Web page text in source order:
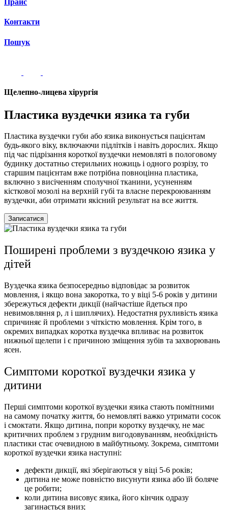
Прайс
Контакти
Пошук
Щелепно-лицева хірургія
Пластика вуздечки язика та губи
Пластика вуздечки губи або язика виконується пацієнтам
будь-якого віку, включаючи підлітків і навіть дорослих. Якщо
під час підрізання короткої вуздечки немовляті в пологовому
будинку достатньо стерильних ножиць і одного розрізу, то
старшим пацієнтам вже потрібна повноцінна пластика,
включно з висіченням сполучної тканини, усуненням
кісткової мозолі на верхній губі та власне перекроюванням
вуздечки, аби отримати якісний результат на все життя.
Записатися
Поширені проблеми з вуздечкою язика у
дітей
Вуздечка язика безпосередньо відповідає за розвиток
мовлення, і якщо вона закоротка, то у віці 5-6 років у дитини
збережуться дефекти дикції (найчастіше йдеться про
невимовляння р, л і шиплячих). Недостатня рухливість язика
спричиняє й проблеми з чіткістю мовлення. Крім того, в
окремих випадках коротка вуздечка впливає на розвиток
нижньої щелепи і є причиною зміщення зубів та захворювань
ясен.
Симптоми короткої вуздечки язика у
дитини
Перші симптоми короткої вуздечки язика стають помітними
на самому початку життя, бо немовляті важко утримати сосок
і смоктати. Якщо дитина, попри коротку вуздечку, не має
критичних проблем з грудним вигодовуванням, необхідність
пластики стає очевидною в майбутньому. Зокрема, симптоми
короткої вуздечки язика наступні:
дефекти дикції, які зберігаються у віці 5-6 років;
дитина не може повністю висунути язика або їй боляче
це робити;
коли дитина висовує язика, його кінчик одразу
загинається вниз;